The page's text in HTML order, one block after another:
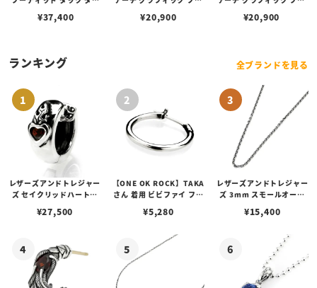
サイズ）
¥37,400
ック（Mサイズ）
¥20,900
ズ）
¥20,900
ランキング 全ブランドを見る
レザーズアンドトレジャー
ズ セイクリッドハートピ
¥27,500
【ONE OK ROCK】TAKA
さん 着用 ビビファイ フー
¥5,280
レザーズアンドトレジャー
ズ 3mm スモールオーバ
ブスタークラスプ＆LTロ
¥15,400